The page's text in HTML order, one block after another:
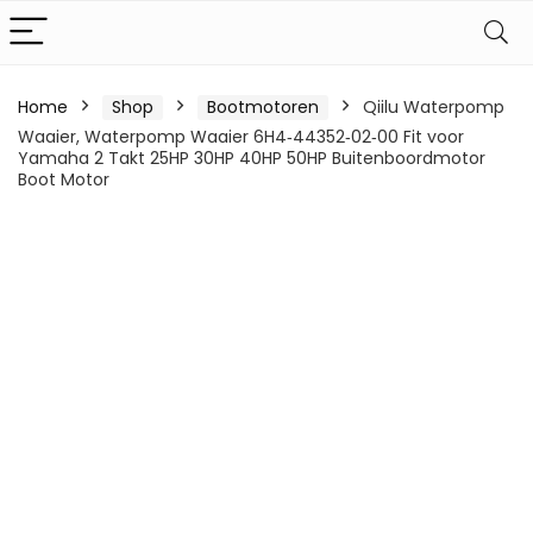
Home Shop Bootmotoren
Qiilu Waterpomp
Waaier, Waterpomp Waaier 6H4‑44352‑02‑00 Fit voor
Yamaha 2 Takt 25HP 30HP 40HP 50HP Buitenboordmotor
Boot Motor